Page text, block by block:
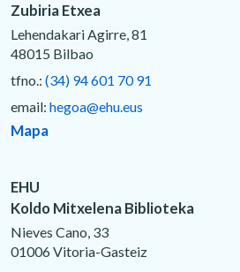
Zubiria Etxea
Lehendakari Agirre, 81
48015 Bilbao
tfno.: (34) 94 601 70 91
email: hegoa@ehu.eus
Mapa
EHU
Koldo Mitxelena Biblioteka
Nieves Cano, 33
01006 Vitoria-Gasteiz